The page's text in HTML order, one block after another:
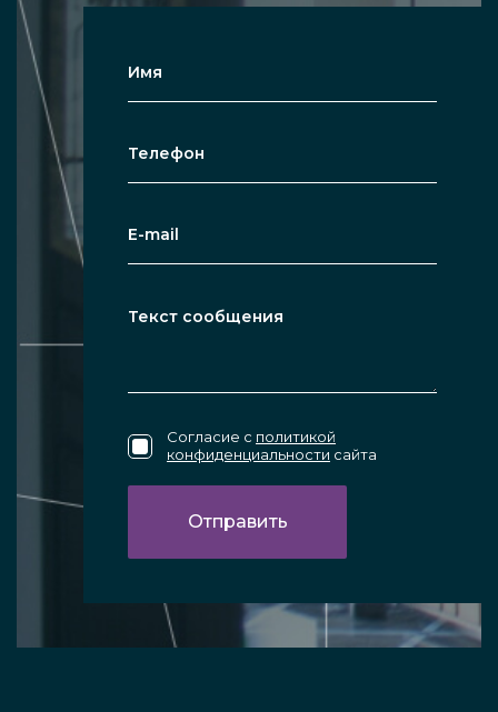
Согласие с политикой
конфиденциальности сайта